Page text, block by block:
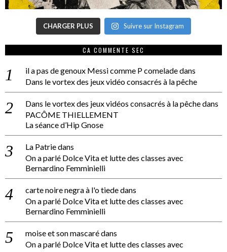
CHARGER PLUS Suivre sur Instagram
CA COMMENTE SEC
il a pas de genoux Messi comme P comeladedans
Dans le vortex des jeux vidéo consacrés à la pêche
Dans le vortex des jeux vidéos consacrés à la pêchedans
PACÔME THIELLEMENT
La séance d’Hip Gnose
La Patriedans
On a parlé Dolce Vita et lutte des classes avec
Bernardino Femminielli
carte noire negra à l'o tiededans
On a parlé Dolce Vita et lutte des classes avec
Bernardino Femminielli
moise et son mascarédans
On a parlé Dolce Vita et lutte des classes avec